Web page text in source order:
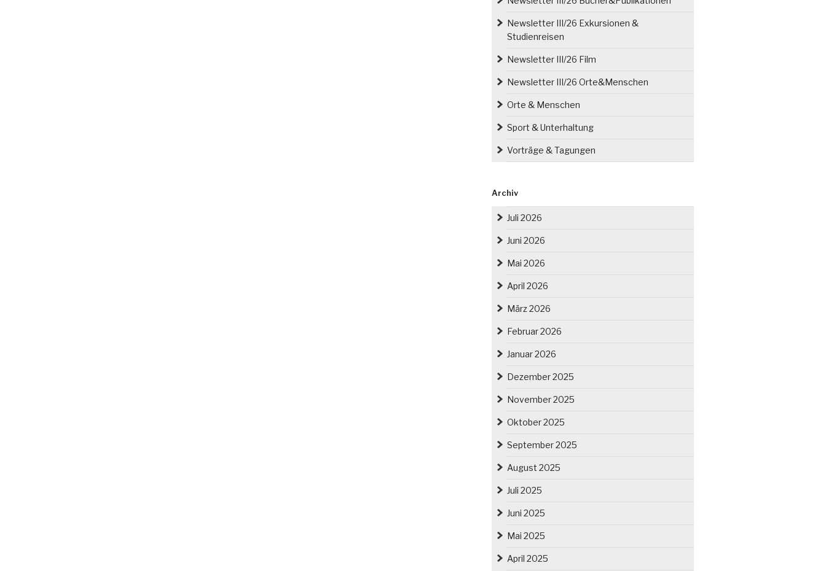
Newsletter III/26 Exkursionen &
Studienreisen
Newsletter III/26 Film
Newsletter III/26 Orte&Menschen
Orte & Menschen
Sport & Unterhaltung
Vorträge & Tagungen
Archiv
Juli 2026
Juni 2026
Mai 2026
April 2026
März 2026
Februar 2026
Januar 2026
Dezember 2025
November 2025
Oktober 2025
September 2025
August 2025
Juli 2025
Juni 2025
Mai 2025
April 2025